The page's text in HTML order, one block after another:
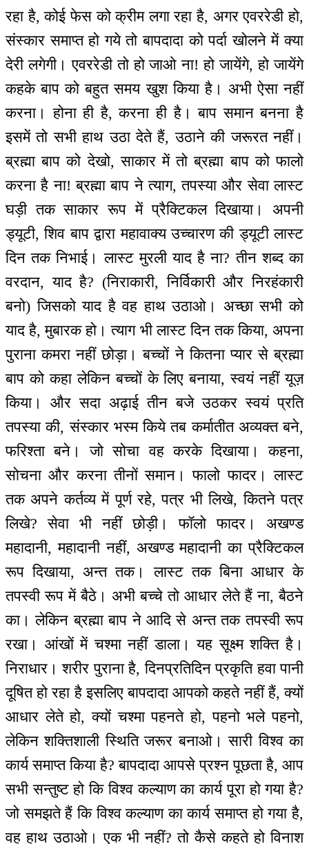
रहा है, कोई फेस को क्रीम लगा रहा है, अगर एवररेडी हो,
संस्कार समाप्त हो गये तो बापदादा को पर्दा खोलने में क्या
देरी लगेगी। एवररेडी तो हो जाओ ना! हो जायेंगे, हो जायेंगे
कहके बाप को बहुत समय खुश किया है। अभी ऐसा नहीं
करना। होना ही है, करना ही है। बाप समान बनना है
इसमें तो सभी हाथ उठा देते हैं, उठाने की जरूरत नहीं।
ब्रह्मा बाप को देखो, साकार में तो ब्रह्मा बाप को फालो
करना है ना! ब्रह्मा बाप ने त्याग, तपस्या और सेवा लास्ट
घड़ी तक साकार रूप में प्रैक्टिकल दिखाया। अपनी
ड्यूटी, शिव बाप द्वारा महावाक्य उच्चारण की ड्यूटी लास्ट
दिन तक निभाई। लास्ट मुरली याद है ना? तीन शब्द का
वरदान, याद है? (निराकारी, निर्विकारी और निरहंकारी
बनो) जिसको याद है वह हाथ उठाओ। अच्छा सभी को
याद है, मुबारक हो। त्याग भी लास्ट दिन तक किया, अपना
पुराना कमरा नहीं छोड़ा। बच्चों ने कितना प्यार से ब्रह्मा
बाप को कहा लेकिन बच्चों के लिए बनाया, स्वयं नहीं यूज़
किया। और सदा अढ़ाई तीन बजे उठकर स्वयं प्रति
तपस्या की, संस्कार भस्म किये तब कर्मातीत अव्यक्त बने,
फरिश्ता बने। जो सोचा वह करके दिखाया। कहना,
सोचना और करना तीनों समान। फालो फादर। लास्ट
तक अपने कर्तव्य में पूर्ण रहे, पत्र भी लिखे, कितने पत्र
लिखे? सेवा भी नहीं छोड़ी। फॉलो फादर। अखण्ड
महादानी, महादानी नहीं, अखण्ड महादानी का प्रैक्टिकल
रूप दिखाया, अन्त तक। लास्ट तक बिना आधार के
तपस्वी रूप में बैठे। अभी बच्चे तो आधार लेते हैं ना, बैठने
का। लेकिन ब्रह्मा बाप ने आदि से अन्त तक तपस्वी रूप
रखा। आंखों में चश्मा नहीं डाला। यह सूक्ष्म शक्ति है।
निराधार। शरीर पुराना है, दिनप्रतिदिन प्रकृति हवा पानी
दूषित हो रहा है इसलिए बापदादा आपको कहते नहीं हैं, क्यों
आधार लेते हो, क्यों चश्मा पहनते हो, पहनो भले पहनो,
लेकिन शक्तिशाली स्थिति जरूर बनाओ। सारी विश्व का
कार्य समाप्त किया है? बापदादा आपसे प्रश्न पूछता है, आप
सभी सन्तुष्ट हो कि विश्व कल्याण का कार्य पूरा हो गया है?
जो समझते हैं कि विश्व कल्याण का कार्य समाप्त हो गया है,
वह हाथ उठाओ। एक भी नहीं? तो कैसे कहते हो विनाश